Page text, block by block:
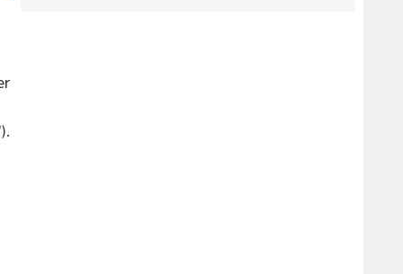
).